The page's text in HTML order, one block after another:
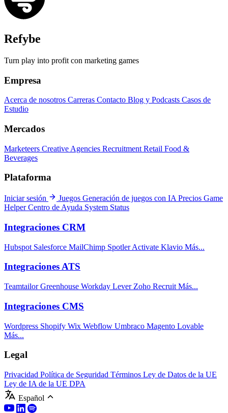
Refybe
Turn play into profit con marketing games
Empresa
Acerca de nosotros Carreras Contacto Blog y Podcasts Casos de
Estudio
Mercados
Marketeers Creative Agencies Recruitment Retail Food &
Beverages
Plataforma
Iniciar sesión Juegos Generación de juegos con IA Precios Game
HelperCentro de Ayuda System Status
Integraciones CRM
Hubspot Salesforce MailChimp Spotler Activate Klavio Más...
Integraciones ATS
TeamtailorGreenhouse Workday Lever Zoho Recruit Más...
Integraciones CMS
Wordpress Shopify Wix Webflow Umbraco Magento Lovable
Más...
Legal
Privacidad Política de Seguridad Términos Ley de Datos de la UE
Ley de IA de la UE DPA
Español